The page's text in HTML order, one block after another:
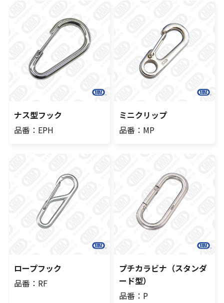
ナス型フック
品番：EPH
ミニクリップ
品番：MP
ロープフック
品番：RF
プチカラビナ（スタンダ
ード型）
品番：P